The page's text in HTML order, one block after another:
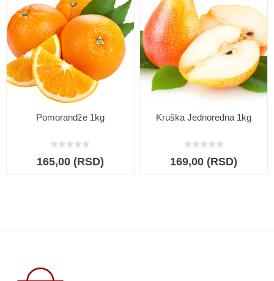
Pomorandže 1kg
165,00 (RSD)
Kruška Jednoredna 1kg
169,00 (RSD)